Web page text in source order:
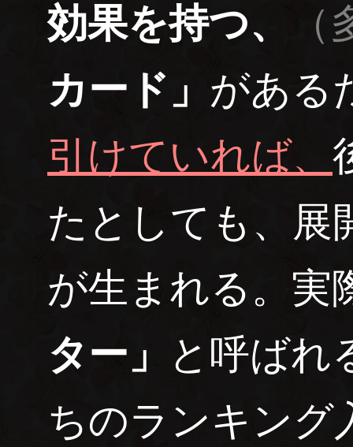
効果を持つ、
カード」 がある
引けていれば、
たとしても、展
が生まれる。実
ター」
と呼ばれ
ちのランキング